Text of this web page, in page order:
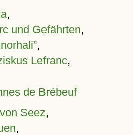
,
und Gefährten,
,
Lefranc,
de Brébeuf
Seez,
,